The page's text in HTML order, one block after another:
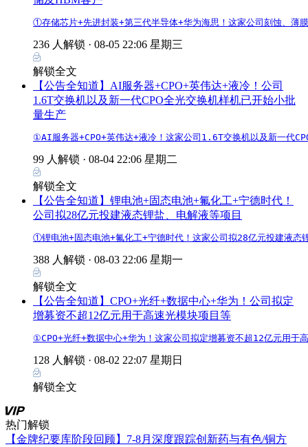
①存储芯片+先进封装+第三代半导体+华为海思！这家公司刻蚀、薄
236 人解锁 · 08-05 22:06 星期三
解锁全文
【公告全知道】AI服务器+CPO+英伟达+液冷！公司
1.6T交换机以及新一代CPO全光交换机样机已开始小批
量生产
①AI服务器+CPO+英伟达+液冷！这家公司1.6T交换机以及新一代
99 人解锁 · 08-04 22:06 星期二
解锁全文
【公告全知道】锂电池+固态电池+氟化工+宁德时代！
公司拟28亿元投建液态锂盐、电解液等项目
①锂电池+固态电池+氟化工+宁德时代！这家公司拟28亿元投建液
388 人解锁 · 08-03 22:06 星期一
解锁全文
【公告全知道】CPO+光纤+数据中心+华为！公司拟定
增募资不超12亿元用于高速光模块项目等
①CPO+光纤+数据中心+华为！这家公司拟定增募资不超12亿元用
128 人解锁 · 08-02 22:07 星期日
解锁全文
热门解锁
【金牌纪要库阶段回顾】7-8月深度跟踪创新药与有色/铜方